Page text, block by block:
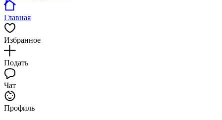
Главная
Избранное
Подать
Чат
Профиль